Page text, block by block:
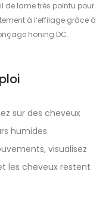
de lame très pointu pour
à l‘effilage grâce à
honing DC.
sur des cheveux
humides.
visualisez
les cheveux restent